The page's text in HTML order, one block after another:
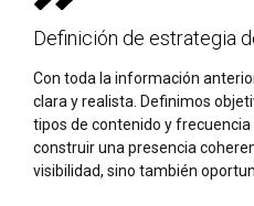
Definición de estrategia
Con toda la información
clara y realista. Definimos
tipos de contenido y frecuencia
construir una presencia
visibilidad, sino también